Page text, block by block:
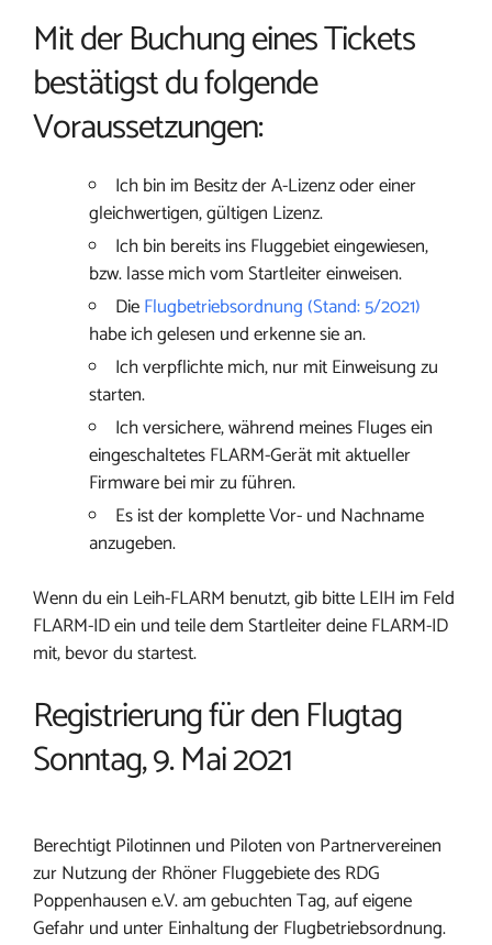
Mit der Buchung eines Tickets
bestätigst du folgende
Voraussetzungen:
Ich bin im Besitz der A-Lizenz oder einer
gleichwertigen, gültigen Lizenz.
Ich bin bereits ins Fluggebiet eingewiesen,
bzw. lasse mich vom Startleiter einweisen.
DieFlugbetriebsordnung (Stand: 5/2021)
habe ich gelesen und erkenne sie an.
Ich verpflichte mich, nur mit Einweisung zu
starten.
Ich versichere, während meines Fluges ein
eingeschaltetes FLARM-Gerät mit aktueller
Firmware bei mir zu führen.
Es ist der komplette Vor- und Nachname
anzugeben.
Wenn du ein Leih-FLARM benutzt, gib bitte LEIH im Feld
FLARM-ID ein und teile dem Startleiter deine FLARM-ID
mit, bevor du startest.
Registrierung für den Flugtag
Sonntag, 9. Mai 2021
Berechtigt Pilotinnen und Piloten von Partnervereinen
zur Nutzung der Rhöner Fluggebiete des RDG
Poppenhausen e.V. am gebuchten Tag, auf eigene
Gefahr und unter Einhaltung der Flugbetriebsordnung.